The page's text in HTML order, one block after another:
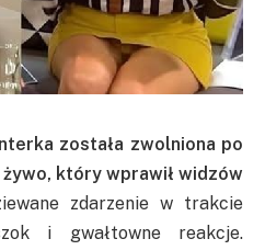
została zwolniona po
żywo, który wprawił widzów
zdarzenie w trakcie
i gwałtowne reakcje.